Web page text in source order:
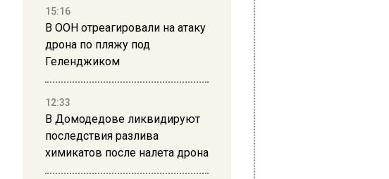
15:16
В ООН отреагировали на атаку
дрона по пляжу под
Геленджиком
12:33
В Домодедове ликвидируют
последствия разлива
химикатов после налета дрона